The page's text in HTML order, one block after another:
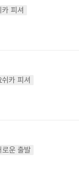
피셔
카 피셔
운 출발